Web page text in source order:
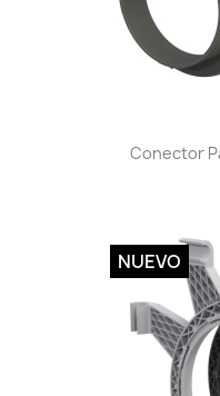

Conector
NUEVO